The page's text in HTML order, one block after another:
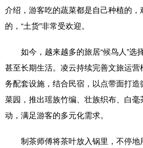
亚太网 上市公司 文化
地方频道
北京 天津 河
辽宁 吉林 上
浙江 安徽
介绍，游客吃的蔬菜都是自己种植的
的，“土货”非常受欢迎。
如今，越来越多的旅居“候鸟人”选
甚至长期生活。凌云持续完善文旅运营
务配套设施，结合民宿，以点带面打
菜园，推出瑶族竹编、壮族织布、白
动，满足游客的多元化需求。
制茶师傅将茶叶放入锅里，不停地